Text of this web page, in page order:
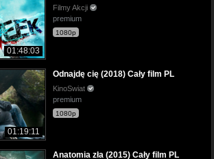
01:48:03
Filmy Akcji
premium
1080p
01:19:11
Odnajdę cię (2018) Cały film PL
KinoSwiat
premium
1080p
Anatomia zła (2015) Cały film PL